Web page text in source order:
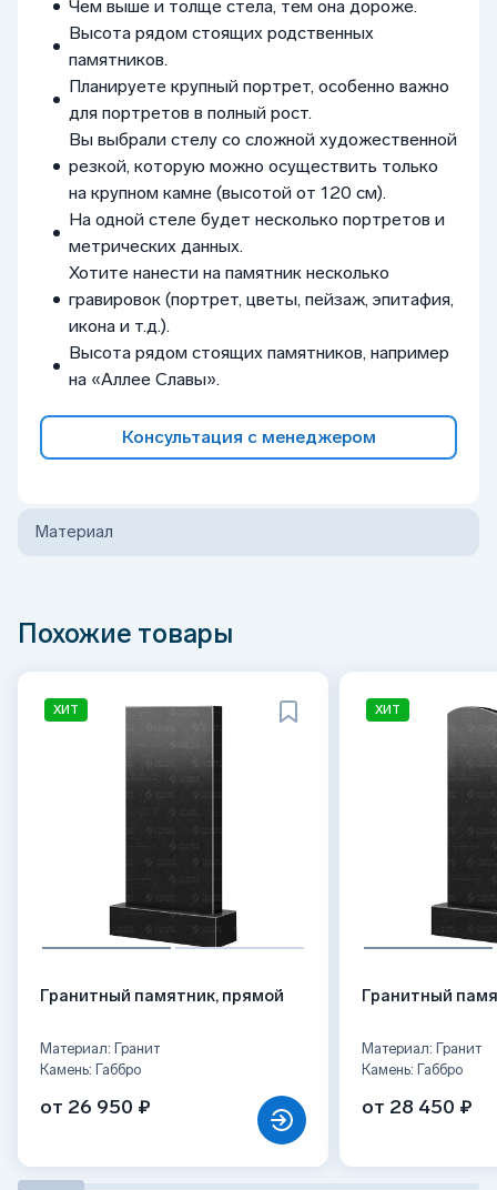
Чем выше и толще стела, тем она дороже.
Высота рядом стоящих родственных
памятников.
Планируете крупный портрет, особенно важно
для портретов в полный рост.
Вы выбрали стелу со сложной художественной
резкой, которую можно осуществить только
на крупном камне (высотой от 120 см).
На одной стеле будет несколько портретов и
метрических данных.
Хотите нанести на памятник несколько
гравировок (портрет, цветы, пейзаж, эпитафия,
икона и т.д.).
Высота рядом стоящих памятников, например
на «Аллее Славы».
Консультация с менеджером
Материал
Похожие товары
ХИТ
Гранитный памятник, прямой
Материал: Гранит
Камень: Габбро
от 26 950 ₽
ХИТ
Гранитный
Материал: Гранит
Камень: Габбро
от 28 450 ₽